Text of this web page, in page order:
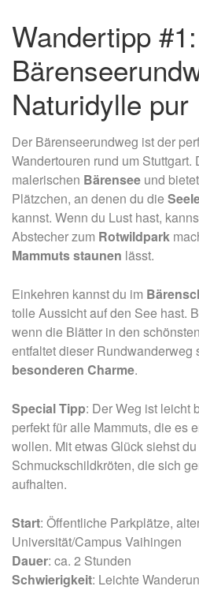
Wandertipp #1:
Naturidylle pur
Der Bärenseerundweg ist der
Wandertouren rund um Stuttgart.
malerischen Bärensee und
Plätzchen, an denen du die
kannst. Wenn du Lust hast,
Abstecher zum Rotwildpark
Mammutsstaunen lässt.
Einkehren kannst du im
tolle Aussicht auf den See hast.
wenn die Blätter in den
entfaltet dieser Rundwanderweg
besonderen Charme.
Special Tipp: Der Weg ist leicht
perfekt für alle Mammuts, die es
wollen. Mit etwas Glück siehst
Schmuckschildkröten, die sich
aufhalten.
Start: Öffentliche Parkplätze,
Universität/Campus Vaihingen
Dauer: ca. 2 Stunden
Schwierigkeit: Leichte